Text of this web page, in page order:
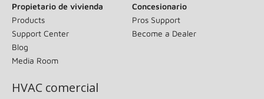
Propietario de vivienda
Products
Support Center
Blog
Media Room
Concesionario
Pros Support
Become a Dealer
HVAC comercial